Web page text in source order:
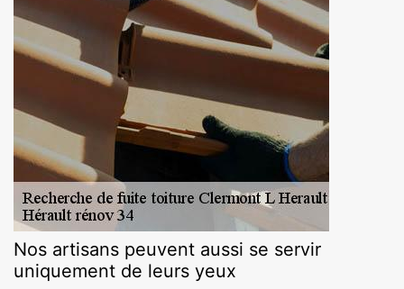
Nos artisans peuvent aussi se servir
uniquement de leurs yeux